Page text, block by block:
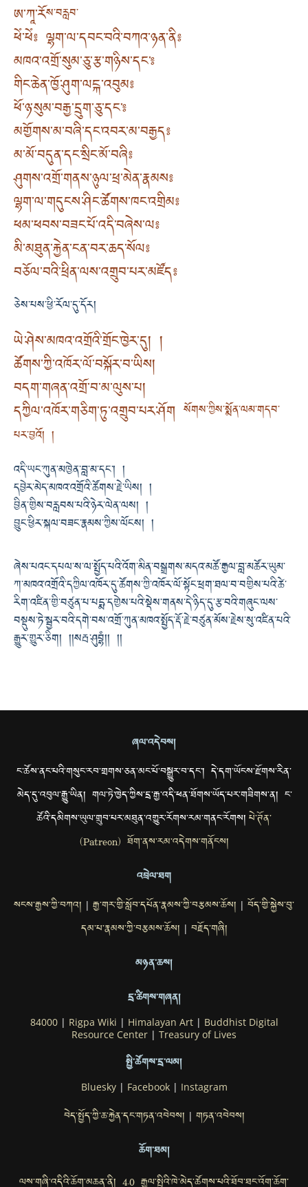
ཨ་ཀཱ་རོས་བརླབ་
ཕེཾ་ཕེཾ༔ ལྷག་ལ་དབང་བའི་བཀའ་ཉན་ནི༔
མཁའ་འགྲོ་སུམ་ཅུ་རྩ་གཉིས་དང་༔
གིང་ཆེན་ཁྱོ་ཤུག་ལངྐ་འབུམ༔
ཕོ་ཉ་སུམ་བརྒྱ་དྲུག་ཅུ་དང་༔
མགྱོགས་མ་བཞི་དང་འབར་མ་བརྒྱད༔
མ་མོ་བདུན་དང་སྲིང་མོ་བཞི༔
ཤུགས་འགྲོ་གནས་ཉུལ་ཕྲ་མེན་རྣམས༔
ལྷག་ལ་གདུངས་ཤིང་ཚོགས་ཁང་འགྲིམ༔
ཕམ་ཕབས་བཟང་པོ་འདི་བཞེས་ལ༔
མི་མཐུན་རྐྱེན་ངན་བར་ཆད་སོལ༔
བཅོལ་བའི་ཕྲིན་ལས་འགྲུབ་པར་མཛོད༔
ཅེས་པས་ཕྱི་རོལ་དུ་དོར།
ཡེ་ཤེས་མཁའ་འགྲོའི་གྲོང་ཁྱེར་དུ། །
ཚོགས་ཀྱི་འཁོར་ལོ་བསྐོར་བ་ཡིས།
བདག་གཞན་འགྲོ་བ་མ་ལུས་པ།
དཀྱིལ་འཁོར་གཅིག་ཏུ་འགྲུབ་པར་ཤོག སོགས་ཀྱིས་སྨོན་ལམ་གདབ་
པར་བྱའོ། །
འདི་ཡང་ཀུན་མཁྱེན་བླ་མ་དང་། །
དབྱེར་མེད་མཁའ་འགྲོའི་ཚོགས་རྗེ་ཡིས། །
བྱིན་གྱིས་བརླབས་པའི་ཉེར་ལེན་ལས། །
བྱུང་ཕྱིར་སྐལ་བཟང་རྣམས་ཀྱིས་ལོངས། །
ཞེས་པའང་དཔལ་ས་ལ་སྤྱོད་པའི་འོག་མིན་བསྒྲགས་མདའ་མཚོ་རྒྱལ་བླ་མཚོར་ཡུམ་
ཀ་མཁའ་འགྲོའི་དཀྱིལ་འཁོར་དུ་ཚོགས་ཀྱི་འཁོར་ལོ་སྟོང་ཕྲག་ཐལ་བ་བགྱིས་པའི་ཚེ་
རིག་འཛིན་གྱི་བཙུན་པ་པདྨ་དགྱེས་པའི་སྡེས་གནས་དེ་ཉིད་དུ་རྩ་བའི་གཞུང་ལས་
བསྡུས་ཏེ་སྦྱར་བའི་དགེ་བས་འགྲོ་ཀུན་མཁའ་སྤྱོད་རྡོ་རྗེ་བཙུན་མོས་རྗེས་སུ་འཛིན་པའི་
རྒྱུར་གྱུར་ཅིག། །།སརྦ་ཤུབྷཾ།། །།
ཞལ་འདེབས།
ང་ཚོས་ནང་པའི་གསུང་རབ་གྲགས་ཅན་མང་པོ་བསྒྱུར་བ་དང་། དེ་དག་ཡོངས་རྫོགས་རིན་
མེད་དུ་འབུལ་རྒྱུ་ཡིན། གལ་ཏེ་ཁྱེད་ཀྱིས་དྲ་རྒྱ་འདི་ཕན་ཐོགས་ཡོད་པར་གཟིགས་ན། ང་
ཚོའི་དམིགས་ཡུལ་གྲུབ་པར་མཐུན་འགྱུར་རོགས་རམ་གནང་རོགས།པེ་ཊོན་
(Patreon) ཐོག་ནས་རམ་འདེགས་གནོངས།
འབྲེལ་ཐག
སངས་རྒྱས་ཀྱི་བཀའ། རྒྱ་གར་གྱི་སློབ་དཔོན་རྣམས་ཀྱི་བརྩམས་ཆོས། བོད་གྱི་སྐྱེས་བུ་
དམ་པ་རྣམས་ཀྱི་བརྩམས་ཆོས། བརྗོད་གཞི།
མཉན་ཆས།
དྲ་ཚིགས་གཞན།
84000| Rigpa Wiki Himalayan Art| Buddhist Digital
Resource Center
Treasury of Lives
སྤྱི་ཚོགས་དྲ་ལམ།
Bluesky| Facebook| Instagram
བེད་སྤྱོད་ཀྱི་ཆ་རྐྱེན་དང་གཏན་འབེབས། གཏན་འབེབས།
ཆོག་ཐམ།